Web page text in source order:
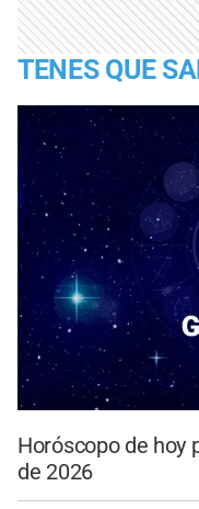
TENES QUE
Horóscopo de hoy
de 2026